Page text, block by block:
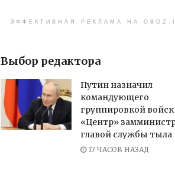
ЭФФЕКТИВНАЯ РЕКЛАМА НА
Выбор редактора
Путин назначил
командующего
группировкой войск
«Центр»
главой службы тыла
17 ЧАСОВ НАЗАД